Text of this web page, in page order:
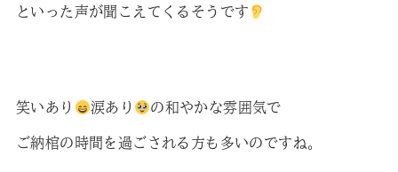
といった声が聞こえてくるそうです
笑いあり 涙あり の和やかな雰囲気で
ご納棺の時間を過ごされる方も多いのですね。